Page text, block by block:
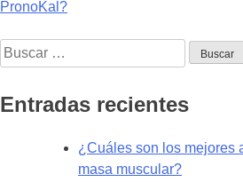
PronoKal?
Buscar:
Entradas recientes
¿Cuáles son los mejores
masa muscular?